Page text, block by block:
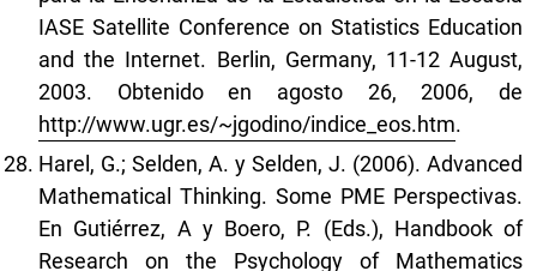
IASE Satellite Conference on Statistics Education
and the Internet. Berlin, Germany, 11-12 August,
2003. Obtenido en agosto 26, 2006, de
http://www.ugr.es/~jgodino/indice_eos.htm.
Harel, G.; Selden, A. y Selden, J. (2006). Advanced
Mathematical Thinking. Some PME Perspectivas.
En Gutiérrez, A y Boero, P. (Eds.), Handbook of
Research on the Psychology of Mathematics